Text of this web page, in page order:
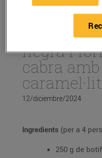
Pintxo de
negra i
cabra
12/diciembre/2024
Ingredients (per a 4
250 g de